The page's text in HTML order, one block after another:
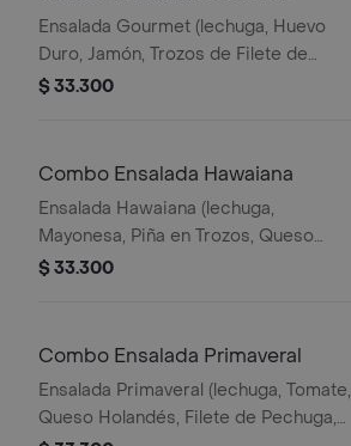
Ensalada Gourmet (lechuga, Huevo
Duro, Jamón, Trozos de Filete de
Pechuga, Queso Holandés, Arvejas,
$ 33.300
Combo Ensalada Hawaiana
Ensalada Hawaiana (lechuga,
Mayonesa, Piña en Trozos, Queso
Holandés, Jamón y Pollo) Papas 140gr
$ 33.300
Combo Ensalada Primaveral
Ensalada Primaveral (lechuga, Tomate,
Queso Holandés, Filete de Pechuga,